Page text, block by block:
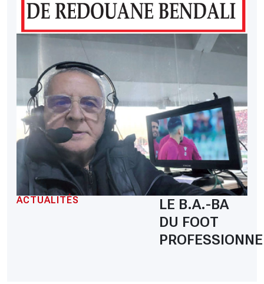
ACTUALITÉS
LE B.A.-BA
DU FOOT